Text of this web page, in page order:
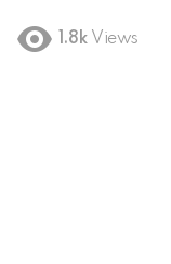
1.8k Views